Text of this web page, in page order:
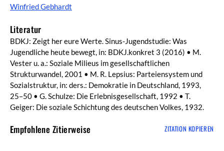
Winfried Gebhardt
Literatur
BDKJ: Zeigt her eure Werte. Sinus-Jugendstudie: Was
Jugendliche heute bewegt, in: BDKJ.konkret 3 (2016) • M.
Vester u. a.: Soziale Milieus im gesellschaftlichen
Strukturwandel, 2001 • M. R. Lepsius: Parteiensystem und
Sozialstruktur, in: ders.: Demokratie in Deutschland, 1993,
25–50 • G. Schulze: Die Erlebnisgesellschaft, 1992 • T.
Geiger: Die soziale Schichtung des deutschen Volkes, 1932.
Empfohlene Zitierweise ZITATION KOPIEREN